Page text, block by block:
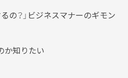
の？」ビジネスマナーのギモン
か知りたい